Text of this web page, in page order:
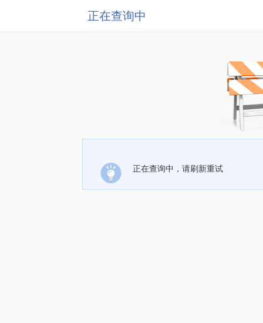
正在查询中
正在查询中，请刷新重试